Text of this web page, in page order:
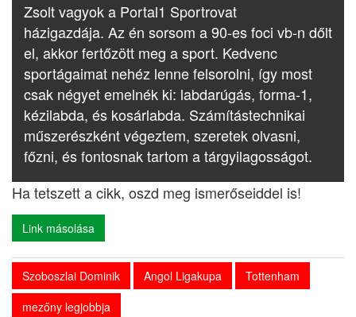
Zsolt vagyok a Portal1 Sportrovat
házigazdája. Az én sorsom a 90-es foci vb-n dőlt
el, akkor fertőzött meg a sport. Kedvenc
sportágaimat nehéz lenne felsorolni, így most
csak négyet emelnék ki: labdarúgás, forma-1,
kézilabda, és kosárlabda. Számítástechnikai
műszerészként végeztem, szeretek olvasni,
főzni, és fontosnak tartom a tárgyilagosságot.
Ha tetszett a cikk, oszd meg ismerőseiddel is!
Link másolása
Szoboszlai Dominik Angol Ligakupa
Tottenham
mezőny legjobbja